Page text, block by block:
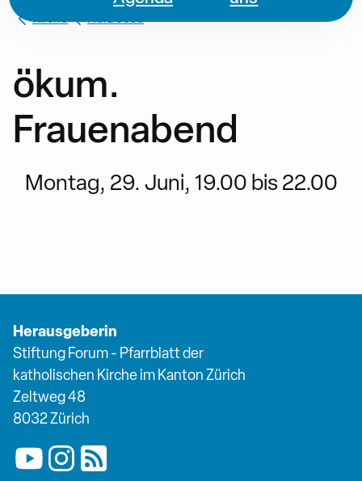
Kirche Herz Jesu
ökum.
Frauenabend
Montag, 29. Juni, 19.00 bis 22.00
Herausgeberin
Stiftung Forum - Pfarrblatt der
katholischen Kirche im Kanton Zürich
Zeltweg 48
8032 Zürich